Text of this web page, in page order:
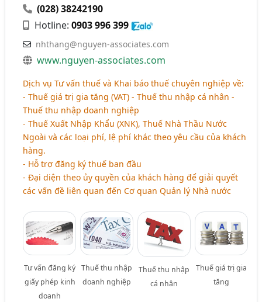
(028) 38242190
Hotline:0903 996 399
nhthang@nguyen-associates.com
www.nguyen-associates.com
Dịch vụ Tư vấn thuế và Khai báo thuế chuyên nghiệp về:
- Thuế giá trị gia tăng (VAT) - Thuế thu nhập cá nhân -
Thuế thu nhập doanh nghiệp
- Thuế Xuất Nhập Khẩu (XNK), Thuế Nhà Thầu Nước
Ngoài và các loại phí, lệ phí khác theo yêu cầu của khách
hàng.
- Hỗ trợ đăng ký thuế ban đầu
- Đại diện theo ủy quyền của khách hàng để giải quyết
các vấn đề liên quan đến Cơ quan Quản lý Nhà nước
Tư vấn đăng ký
giấy phép kinh
doanh
Thuế thu nhập
doanh nghiệp
Thuế thu nhập
cá nhân
Thuế giá trị gia
tăng